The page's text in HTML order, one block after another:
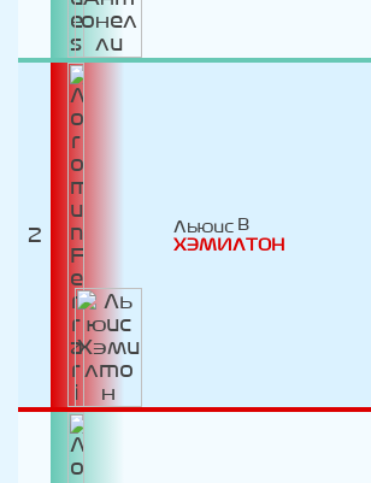
2
Льюис
ХЭМИЛТОН